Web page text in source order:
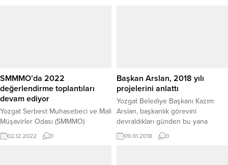
SMMMO’da 2022
değerlendirme toplantıları
devam ediyor
Yozgat Serbest Muhasebeci ve Mali
Müşavirler Odası (SMMMO)
Başkanlığı tarafından ilçelerde
2022 değerlendirme toplantıları
02.12.2022 0
Başkan Arslan, 2018 yılı
projelerini anlattı
Yozgat Belediye Başkanı Kazım
Arslan, başkanlık görevini
devraldıkları günden bu yana
önemli projeleri hayata
geçirdiklerini belirterek, 2018 yılı
09.01.2018 0